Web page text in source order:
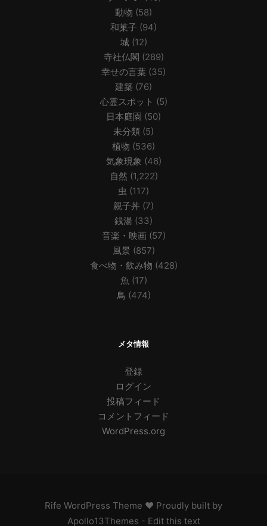
動物 (58)
和菓子 (94)
城(12)
寺社仏閣 (289)
幸せの言葉 (35)
建築 (76)
心霊スポット (5)
日本庭園 (50)
未分類 (5)
植物 (536)
気象現象 (46)
自然 (1,222)
虫 (117)
親子丼 (7)
銭湯 (33)
音楽・映画 (57)
風景(857)
食べ物・飲み物 (428)
魚 (17)
鳥 (474)
メタ情報
登録
ログイン
投稿フィード
コメントフィード
WordPress.org
Rife WordPress Theme ♥ Proudly built by
Apollo13Themes - Edit this text